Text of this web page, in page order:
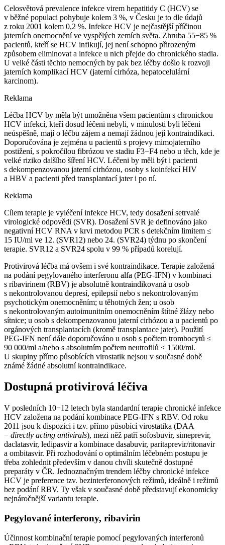
Celosvětová prevalence infekce virem hepatitidy C (HCV) se
v běžné populaci pohybuje kolem 3 %, v Česku je to dle údajů
z roku 2001 kolem 0,2 %. Infekce HCV je nejčastější příčinou
jaterních onemocnění ve vyspělých zemích světa. Zhruba 55−85 %
pacientů, kteří se HCV infikují, jej není schopno přirozeným
způsobem eliminovat a infekce u nich přejde do chronického stadia.
U velké části těchto nemocných by pak bez léčby došlo k rozvoji
jaterních komplikací HCV (jaterní cirhóza, hepatocelulární
karcinom).
Reklama
Léčba HCV by měla být umožněna všem pacientům s chronickou
HCV infekcí, kteří dosud léčeni nebyli, v minulosti byli léčeni
neúspěšně, mají o léčbu zájem a nemají žádnou její kontraindikaci.
Doporučována je zejména u pacientů s projevy mimojaterního
postižení, s pokročilou fibrózou ve stadiu F3−F4 nebo u těch, kde je
velké riziko dalšího šíření HCV. Léčeni by měli být i pacienti
s dekompenzovanou jaterní cirhózou, osoby s koinfekcí HIV
a HBV a pacienti před transplantací jater i po ní.
Reklama
Cílem terapie je vyléčení infekce HCV, tedy dosažení setrvalé
virologické odpovědi (SVR). Dosažení SVR je definováno jako
negativní HCV RNA v krvi metodou PCR s detekčním limitem ≤
15 IU⁠/⁠ml ve 12. (SVR12) nebo 24. (SVR24) týdnu po skončení
terapie. SVR12 a SVR24 spolu v 99 % případů korelují.
Protivirová léčba má ovšem i své kontraindikace. Terapie založená
na podání pegylovaného interferonu alfa (PEG-IFN) v kombinaci
s ribavirinem (RBV) je absolutně kontraindikovaná u osob
s nekontrolovanou depresí, epilepsií nebo s nekontrolovaným
psychotickým onemocněním; u těhotných žen; u osob
s nekontrolovaným autoimunitním onemocněním štítné žlázy nebo
sítnice; u osob s dekompenzovanou jaterní cirhózou a u pacientů po
orgánových transplantacích (kromě transplantace jater). Použití
PEG-IFN není dále doporučováno u osob s počtem trombocytů ≤
90 000/ml a/nebo s absolutním počtem neutrofilů < 1500/ml.
U skupiny přímo působících virostatik nejsou v současné době
známé žádné absolutní kontraindikace.
Dostupná protivirová léčiva
V posledních 10−12 letech byla standardní terapie chronické infekce
HCV založena na podání kombinace PEG-IFN s RBV. Od roku
2011 jsou k dispozici i tzv. přímo působící virostatika (DAA
−⁠ directly acting antivirals), mezi něž patří sofosbuvir, simeprevir,
daclatasvir, ledipasvir a kombinace dasabuvir, paritaprevir/ritonavir
a ombitasvir. Při rozhodování o optimálním léčebném postupu je
třeba zohlednit především v danou chvíli skutečně dostupné
preparáty v ČR. Jednoznačným trendem léčby chronické infekce
HCV je preference tzv. bezinterferonových režimů, ideálně i režimů
bez podání RBV. Ty však v současné době představují ekonomicky
nejnáročnější variantu terapie.
Pegylované interferony, ribavirin
Účinnost kombinační terapie pomocí pegylovaných interferonů